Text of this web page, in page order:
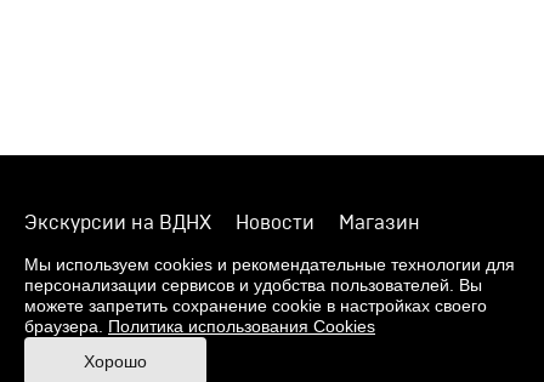
Экскурсии на ВДНХ Новости
Магазин
О музее
Фонды
Виртуальный музей
Издания
Пресс-центр
Контакты
Правила посещения Музея
Мы используем cookies и рекомендательные технологии для
персонализации сервисов и удобства пользователей. Вы
можете запретить сохранение cookie в настройках своего
браузера. Политика использования Cookies
Хорошо